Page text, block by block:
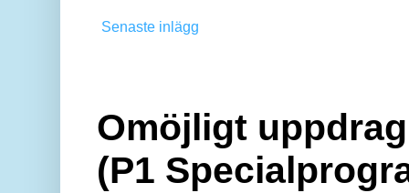
Senaste inlägg
Omöjligt
(P1